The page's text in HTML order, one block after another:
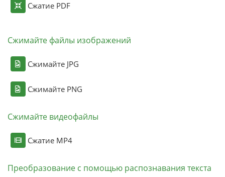
Сжатие PDF
Сжимайте файлы изображений
Сжимайте JPG
Сжимайте PNG
Сжимайте видеофайлы
Сжатие MP4
Преобразование с помощью распознавания текста